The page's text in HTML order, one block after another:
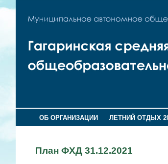
ОБ ОРГАНИЗАЦИИ ЛЕТНИЙ ОТДЫХ
План ФХД 31.12.2021